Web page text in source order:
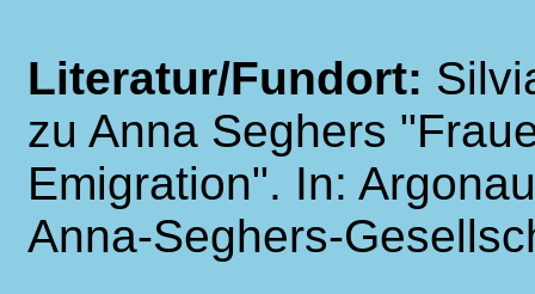
Literatur/Fundort:
zu Anna Seghers
Emigration". In:
Anna-Seghers-